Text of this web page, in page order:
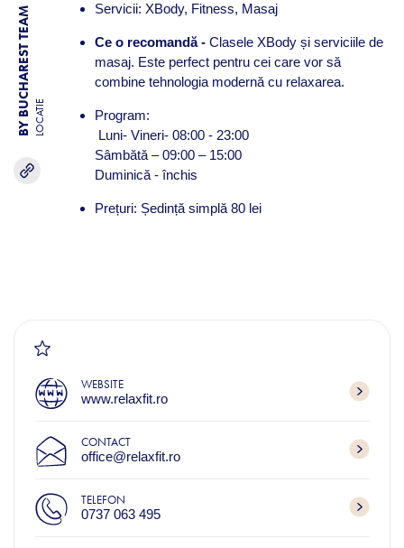
BY BUCHAREST TEAM LOCATIE
Servicii: XBody, Fitness, Masaj
Ce o recomandă - Clasele XBody și serviciile de
masaj. Este perfect pentru cei care vor să
combine tehnologia modernă cu relaxarea.
Program:
Luni- Vineri- 08:00 - 23:00
Sâmbătă – 09:00 – 15:00
Duminică - închis
Prețuri: Ședință simplă 80 lei
WEBSITE
www.relaxfit.ro
CONTACT
office@relaxfit.ro
TELEFON
0737 063 495